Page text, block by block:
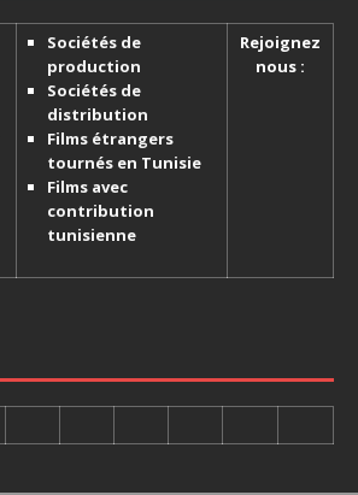
Sociétés de
production
Sociétés de
distribution
Films étrangers
tournés en Tunisie
Films avec
contribution
tunisienne
Rejoignez
nous :